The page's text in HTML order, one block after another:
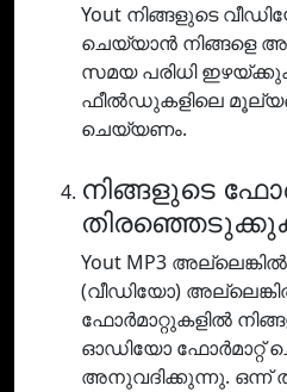
Yout നിങ്ങളുടെ
ചെയ്യാൻ നിങ്ങളെ
സമയ പരിധി
ഫീൽഡുകളിലെ
ചെയ്യണം.
നിങ്ങളുടെ
Yout MP3
(വീഡിയോ)
ഫോർമാറ്റുകളിൽ
ഓഡിയോ ഫോർമാറ്റ്
അനുവദിക്കുന്നു. ഒന്ന്